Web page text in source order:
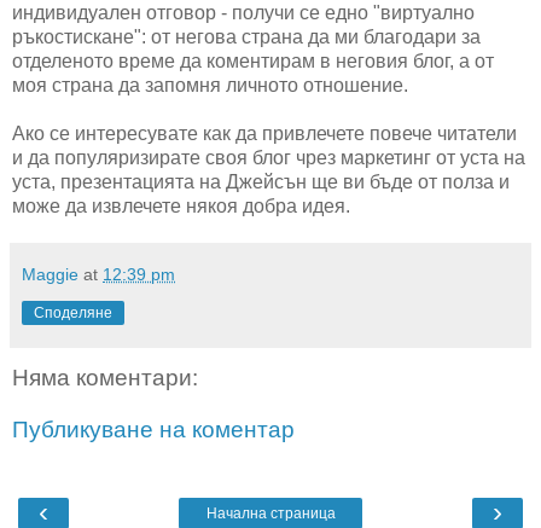
индивидуален отговор - получи се едно "виртуално
ръкостискане": от негова страна да ми благодари за
отделеното време да коментирам в неговия блог, а от
моя страна да запомня личното отношение.
Ако се интересувате как да привлечете повече читатели
и да популяризирате своя блог чрез маркетинг от уста на
уста, презентацията на Джейсън ще ви бъде от полза и
може да извлечете някоя добра идея.
Maggie at 12:39 pm
Споделяне
Няма коментари:
Публикуване на коментар
‹ ›
Начална страница